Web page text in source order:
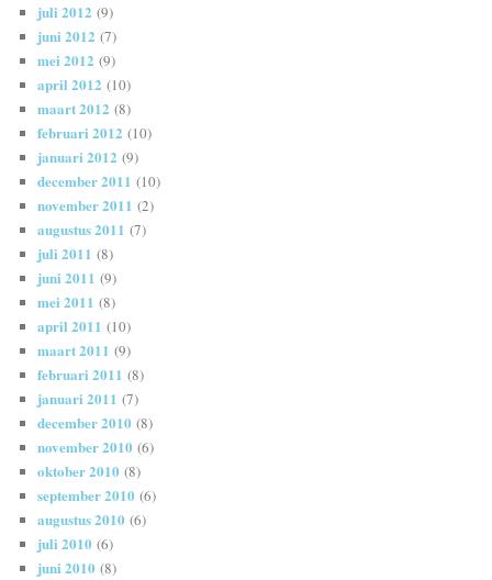
juli 2012 (9)
juni 2012 (7)
mei 2012 (9)
april 2012 (10)
maart 2012 (8)
februari 2012 (10)
januari 2012 (9)
december 2011 (10)
november 2011 (2)
augustus 2011 (7)
juli 2011 (8)
juni 2011 (9)
mei 2011 (8)
april 2011 (10)
maart 2011 (9)
februari 2011 (8)
januari 2011 (7)
december 2010 (8)
november 2010 (6)
oktober 2010 (8)
september 2010 (6)
augustus 2010 (6)
juli 2010 (6)
juni 2010 (8)